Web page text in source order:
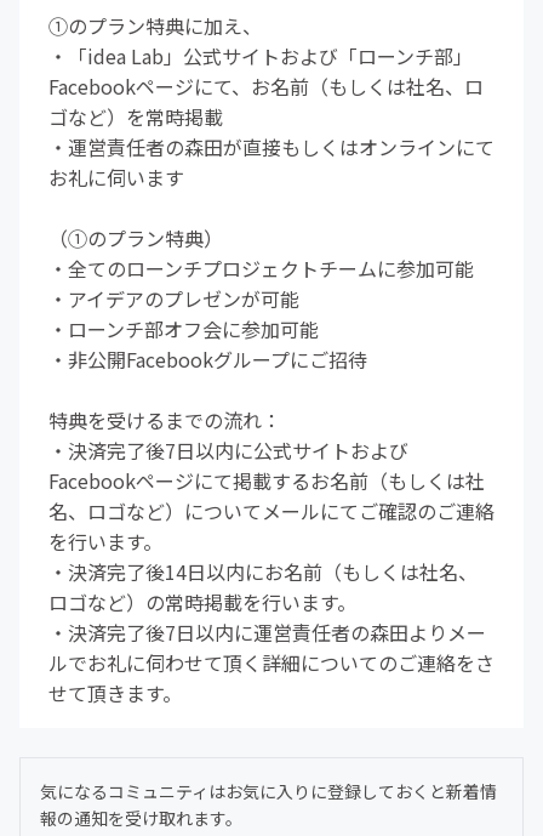
①のプラン特典に加え、
・「idea Lab」公式サイトおよび「ローンチ部」
Facebookページにて、お名前（もしくは社名、ロ
ゴなど）を常時掲載
・運営責任者の森田が直接もしくはオンラインにて
お礼に伺います
（①のプラン特典）
・全てのローンチプロジェクトチームに参加可能
・アイデアのプレゼンが可能
・ローンチ部オフ会に参加可能
・非公開Facebookグループにご招待
特典を受けるまでの流れ：
・決済完了後7日以内に公式サイトおよび
Facebookページにて掲載するお名前（もしくは社
名、ロゴなど）についてメールにてご確認のご連絡
を行います。
・決済完了後14日以内にお名前（もしくは社名、
ロゴなど）の常時掲載を行います。
・決済完了後7日以内に運営責任者の森田よりメー
ルでお礼に伺わせて頂く詳細についてのご連絡をさ
せて頂きます。
気になるコミュニティはお気に入りに登録しておくと新着情
報の通知を受け取れます。